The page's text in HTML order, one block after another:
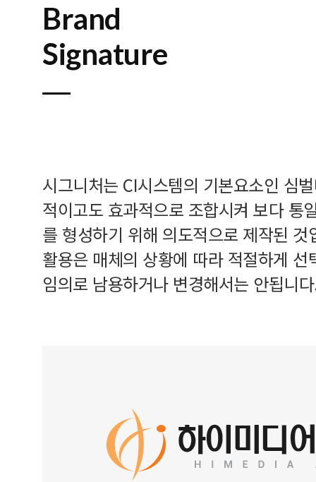
Brand
Signature
시그니처는 CI시스템의 기본요소인 심
적이고도 효과적으로 조합시켜 보다 통
를 형성하기 위해 의도적으로 제작된 것
활용은 매체의 상황에 따라 적절하게
임의로 남용하거나 변경해서는 안됩니